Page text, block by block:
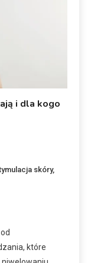
i dla kogo
skóry,
które